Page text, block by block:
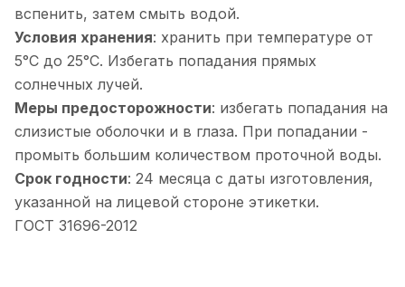
вспенить, затем смыть водой.
Условия хранения: хранить при температуре от
5°С до 25°С. Избегать попадания прямых
солнечных лучей.
Меры предосторожности: избегать попадания на
слизистые оболочки и в глаза. При попадании -
промыть большим количеством проточной воды.
Срок годности: 24 месяца с даты изготовления,
указанной на лицевой стороне этикетки.
ГОСТ 31696-2012